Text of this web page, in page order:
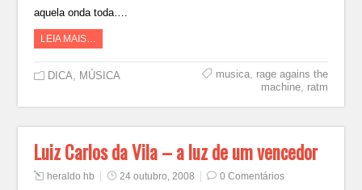
aquela onda toda….
LEIA MAIS…
DICA, MÚSICA musica, rage agains the
machine, ratm
Luiz Carlos da Vila – a luz de um vencedor
heraldo hb 24 outubro, 2008 0 Comentários